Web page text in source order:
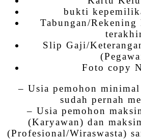
bukti
Tabungan/
Slip Gaji/
Foto copy
– Usia pemohon
sudah pernah
– Usia pemohon
(Karyawan) dan
(Profesional/Wiraswasta)